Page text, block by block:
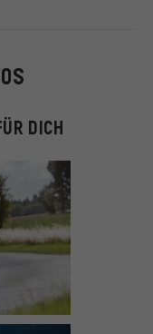
DICH